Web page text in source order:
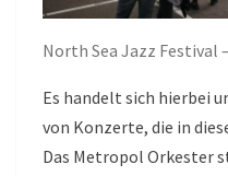
North Sea Jazz Festival
Es handelt sich hierbei
von Konzerte, die in
Das Metropol Orkester